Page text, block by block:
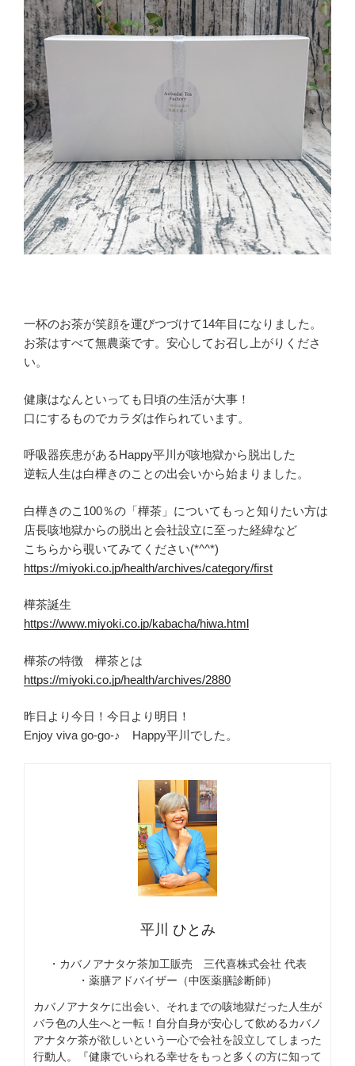
一杯のお茶が笑顔を運びつづけて14年目になりました。
お茶はすべて無農薬です。安心してお召し上がりくださ
い。
健康はなんといっても日頃の生活が大事！
口にするものでカラダは作られています。
呼吸器疾患があるHappy平川が咳地獄から脱出した
逆転人生は白樺きのことの出会いから始まりました。
白樺きのこ100％の「樺茶」についてもっと知りたい方は
店長咳地獄からの脱出と会社設立に至った経緯など
こちらから覗いてみてください(*^^*)
https://miyoki.co.jp/health/archives/category/first
樺茶誕生
https://www.miyoki.co.jp/kabacha/hiwa.html
樺茶の特徴 樺茶とは
https://miyoki.co.jp/health/archives/2880
昨日より今日！今日より明日！
Enjoy viva go-go-♪ Happy平川でした。
平川 ひとみ
・カバノアナタケ茶加工販売 三代喜株式会社 代表
・薬膳アドバイザー（中医薬膳診断師）
カバノアナタケに出会い、それまでの咳地獄だった人生が
バラ色の人生へと一転！自分自身が安心して飲めるカバノ
アナタケ茶が欲しいという一心で会社を設立してしまった
行動人。『健康でいられる幸せをもっと多くの方に知って